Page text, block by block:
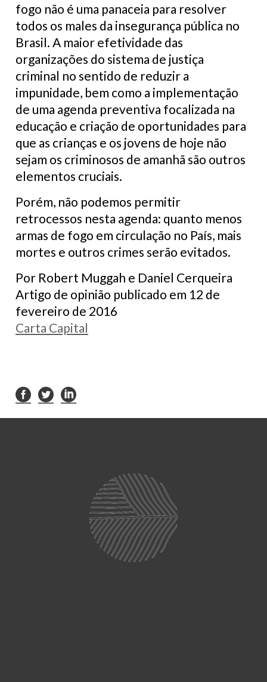
fogo não é uma panaceia para resolver
todos os males da insegurança pública no
Brasil. A maior efetividade das
organizações do sistema de justiça
criminal no sentido de reduzir a
impunidade, bem como a implementação
de uma agenda preventiva focalizada na
educação e criação de oportunidades para
que as crianças e os jovens de hoje não
sejam os criminosos de amanhã são outros
elementos cruciais.
Porém, não podemos permitir
retrocessos nesta agenda: quanto menos
armas de fogo em circulação no País, mais
mortes e outros crimes serão evitados.
Por Robert Muggah e Daniel Cerqueira
Artigo de opinião publicado em 12 de
fevereiro de 2016
Carta Capital